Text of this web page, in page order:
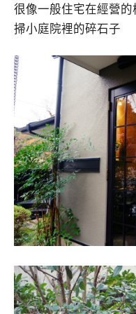
很像一般住宅在經營
掃小庭院裡的碎石子